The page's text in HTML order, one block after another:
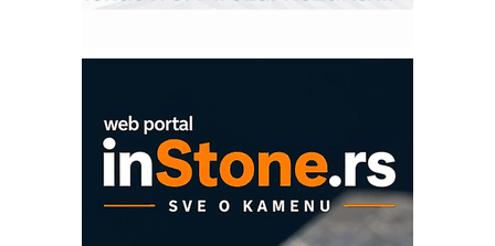
OBO sistemi mrežastih nosača kablova
Proizvodnja iC7 Hybrid 1500 VDC
mrežnog pretvarača sa tečnim
hlađenjem